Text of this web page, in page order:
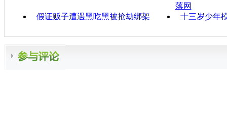
落网
假证贩子遭遇黑吃黑被抢劫绑架
十三岁少年